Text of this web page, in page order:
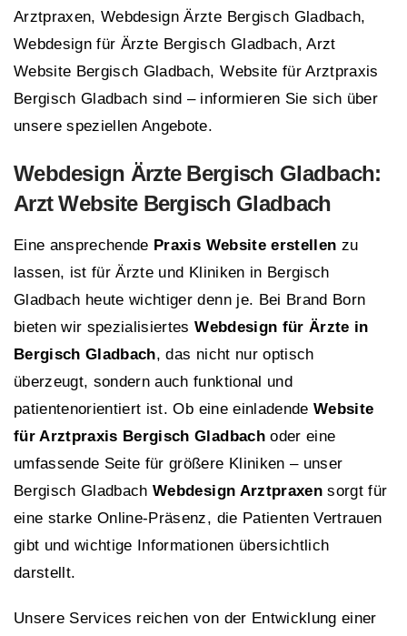
Arztpraxen, Webdesign Ärzte Bergisch Gladbach,
Webdesign für Ärzte Bergisch Gladbach, Arzt
Website Bergisch Gladbach, Website für Arztpraxis
Bergisch Gladbach sind – informieren Sie sich über
unsere speziellen Angebote.
Webdesign Ärzte Bergisch Gladbach:
Arzt Website Bergisch Gladbach
Eine ansprechende Praxis Website erstellen zu
lassen, ist für Ärzte und Kliniken in Bergisch
Gladbach heute wichtiger denn je. Bei Brand Born
bieten wir spezialisiertesWebdesign für Ärzte in
Bergisch Gladbach, das nicht nur optisch
überzeugt, sondern auch funktional und
patientenorientiert ist. Ob eine einladende Website
für Arztpraxis Bergisch Gladbachoder eine
umfassende Seite für größere Kliniken – unser
Bergisch Gladbach Webdesign Arztpraxensorgt für
eine starke Online-Präsenz, die Patienten Vertrauen
gibt und wichtige Informationen übersichtlich
darstellt.
Unsere Services reichen von der Entwicklung einer